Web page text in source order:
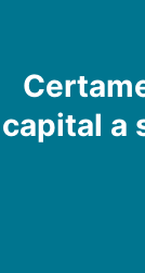
capital a